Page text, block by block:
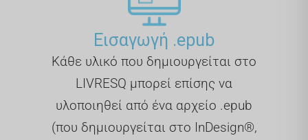
Εισαγωγή .epub
Κάθε υλικό που δημιουργείται στο
LIVRESQ μπορεί επίσης να
υλοποιηθεί από ένα αρχείο .epub
(που δημιουργείται στο InDesign®,